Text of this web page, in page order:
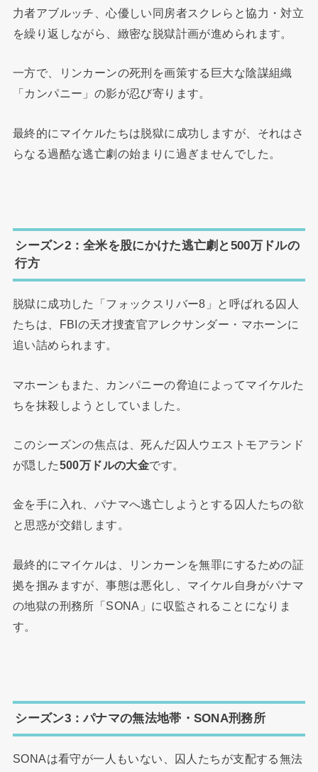
力者アブルッチ、心優しい同房者スクレらと協力・対立
を繰り返しながら、緻密な脱獄計画が進められます。
一方で、リンカーンの死刑を画策する巨大な陰謀組織
「カンパニー」の影が忍び寄ります。
最終的にマイケルたちは脱獄に成功しますが、それはさ
らなる過酷な逃亡劇の始まりに過ぎませんでした。
シーズン2：全米を股にかけた逃亡劇と500万ドルの
行方
脱獄に成功した「フォックスリバー8」と呼ばれる囚人
たちは、FBIの天才捜査官アレクサンダー・マホーンに
追い詰められます。
マホーンもまた、カンパニーの脅迫によってマイケルた
ちを抹殺しようとしていました。
このシーズンの焦点は、死んだ囚人ウエストモアランド
が隠した500万ドルの大金です。
金を手に入れ、パナマへ逃亡しようとする囚人たちの欲
と思惑が交錯します。
最終的にマイケルは、リンカーンを無罪にするための証
拠を掴みますが、事態は悪化し、マイケル自身がパナマ
の地獄の刑務所「SONA」に収監されることになりま
す。
シーズン3：パナマの無法地帯・SONA刑務所
SONAは看守が一人もいない、囚人たちが支配する無法